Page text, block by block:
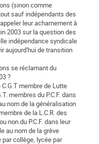
(sinon comme
sauf indépendants des
leur acharnement à
2003 sur la question des
indépendance syndicale
aujourd'hui de transition
se réclamant du
?
membre de Lutte
membres du P.C.F. dans
nom de la généralisation
de la L.C.R. des
non du P.C.F. dans leur
au nom de la grève
collège, lycée par